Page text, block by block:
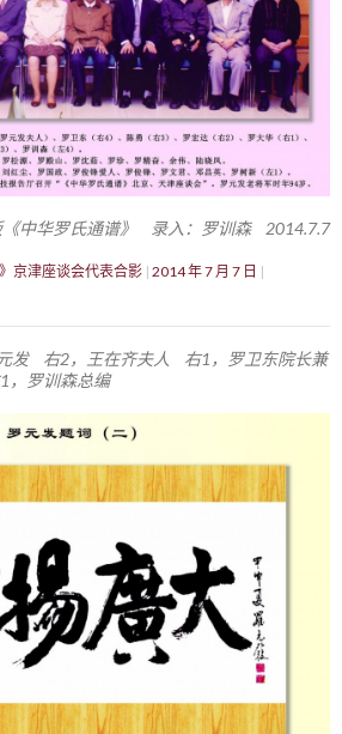
《中华罗氏通谱》 录入：罗训森 2014.7.7
京津座谈会代表合影 2014 年 7 月 7 日
发 右2，王在齐夫人 右1，罗卫东院长兼
，罗训森总编